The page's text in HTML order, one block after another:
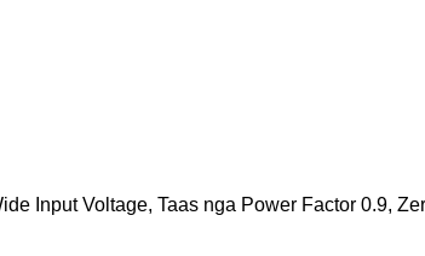
Input Voltage, Taas nga Power Factor 0.9,